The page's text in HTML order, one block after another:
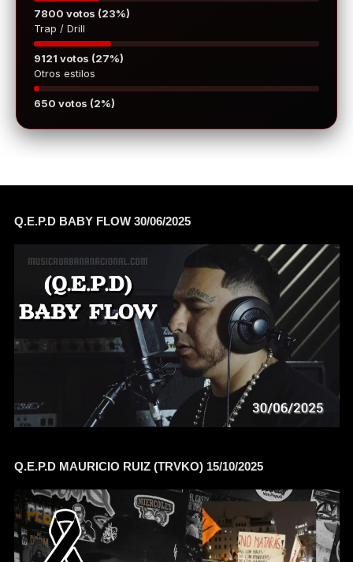
7800 votos (23%)
Trap / Drill
9121 votos (27%)
Otros estilos
650 votos (2%)
Q.E.P.D BABY FLOW 30/06/2025
Q.E.P.D MAURICIO RUIZ (TRVKO) 15/10/2025